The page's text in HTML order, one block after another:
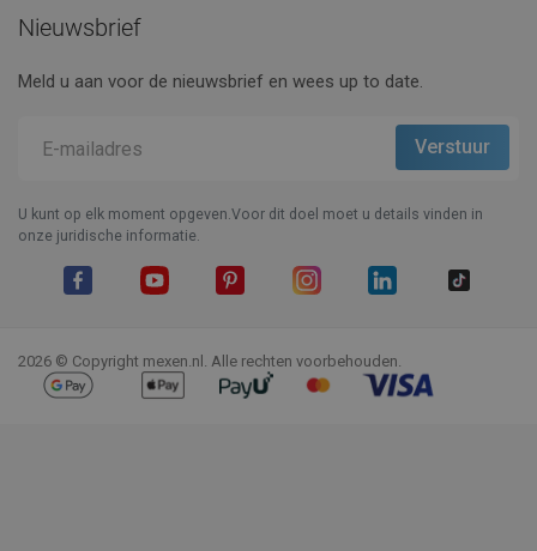
Nieuwsbrief
Meld u aan voor de nieuwsbrief en wees up to date.
U kunt op elk moment opgeven.Voor dit doel moet u details vinden in
onze juridische informatie.
2026 © Copyright mexen.nl. Alle rechten voorbehouden.